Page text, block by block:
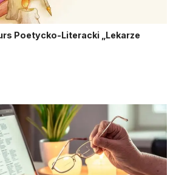
Poetycko-Literacki „Lekarze